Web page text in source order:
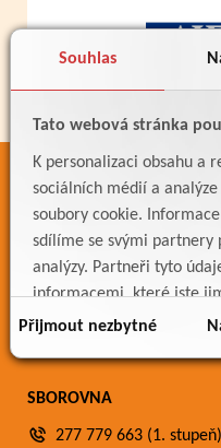
Souhlas
Tato webová stránka
K personalizaci obsahu a
sociálních médií a
soubory cookie.
sdílíme se svými partnery
analýzy. Partneři tyto
informacemi, které jste
důsledku toho, že
Přijmout nezbytné
ODKAZY
Bakaláři
Jídelníček
Meteostanice
SBOROVNA
277 779 663 (1. stupeň)